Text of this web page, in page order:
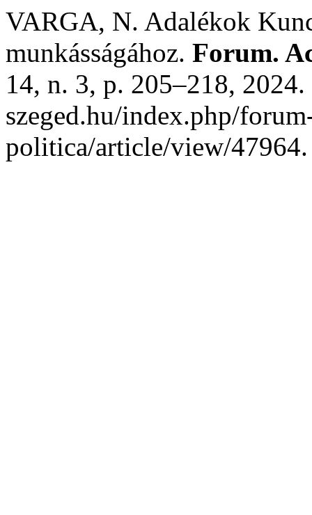
VARGA, N. Adalékok
munkásságához. Forum.
14, n. 3, p. 205–218,
szeged.hu/index.php/
politica/article/view/47964.